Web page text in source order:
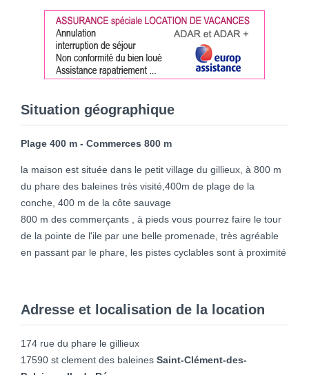
Situation géographique
Plage 400 m - Commerces 800 m
la maison est située dans le petit village du gillieux, à 800 m
du phare des baleines très visité,400m de plage de la
conche, 400 m de la côte sauvage
800 m des commerçants , à pieds vous pourrez faire le tour
de la pointe de l'ile par une belle promenade, très agréable
en passant par le phare, les pistes cyclables sont à proximité
Adresse et localisation de la location
174 rue du phare le gillieux
17590 st clement des baleines Saint-Clément-des-